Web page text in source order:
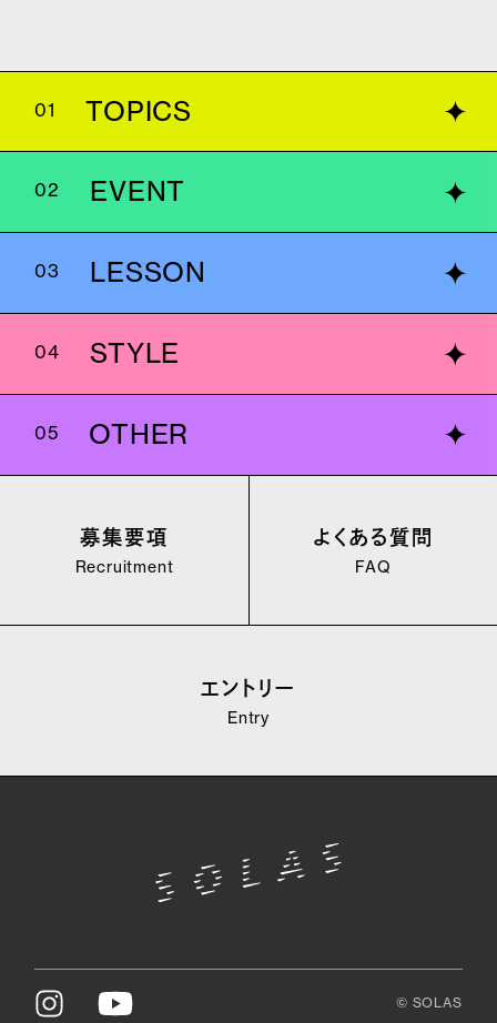
01 TOPICS
02 EVENT
03 LESSON
04 STYLE
05 OTHER
募集要項
Recruitment
よくある質問
FAQ
エントリー
Entry
© SOLAS